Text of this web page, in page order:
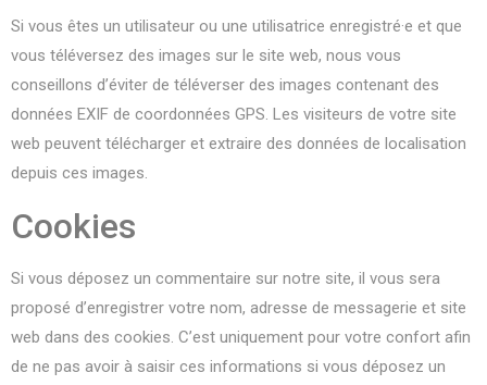
Si vous êtes un utilisateur ou une utilisatrice enregistré·e et que
vous téléversez des images sur le site web, nous vous
conseillons d’éviter de téléverser des images contenant des
données EXIF de coordonnées GPS. Les visiteurs de votre site
web peuvent télécharger et extraire des données de localisation
depuis ces images.
Cookies
Si vous déposez un commentaire sur notre site, il vous sera
proposé d’enregistrer votre nom, adresse de messagerie et site
web dans des cookies. C’est uniquement pour votre confort afin
de ne pas avoir à saisir ces informations si vous déposez un